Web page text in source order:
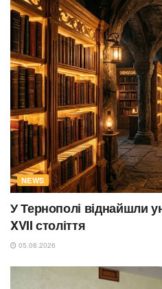
NEWS
У Тернополі віднайшли
XVII століття
05.08.2026